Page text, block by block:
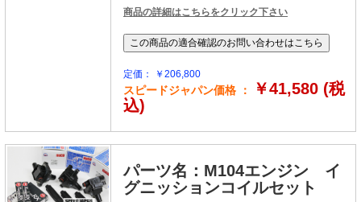
商品の詳細はこちらをクリック下さい
定価： ￥206,800
スピードジャパン価格 ：
￥41,580 (税
込)
パーツ名：M104エンジン イ
グニッションコイルセット